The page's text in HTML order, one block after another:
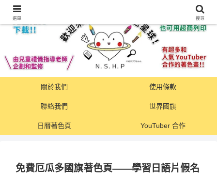
關於我們 使用條款
聯絡我們 世界國旗
日曆著色頁 YouTuber 合作
免費厄瓜多國旗著色頁——學習日語片假名
選單 搜尋